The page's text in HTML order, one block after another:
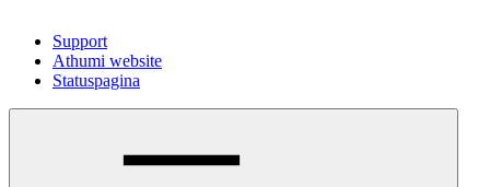
Support
Athumi website
Statuspagina